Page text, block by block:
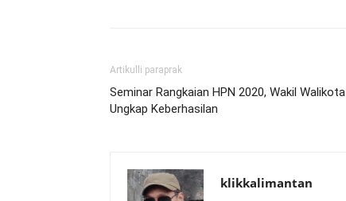
Artikulli paraprak
Seminar Rangkaian HPN 2020, Wakil Walikota
Ungkap Keberhasilan
klikkalimantan